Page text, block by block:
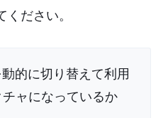
ださい。
的に切り替えて利用
ャになっているか